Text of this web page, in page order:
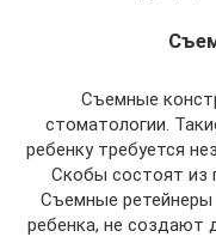
Съемные
стоматологии.
ребенку требуется
Скобы состоят из
Съемные
ребенка, не создают